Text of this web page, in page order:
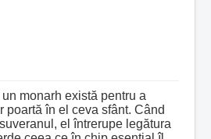
monarh există pentru a
poartă în el ceva sfânt. Când
el întrerupe legătura